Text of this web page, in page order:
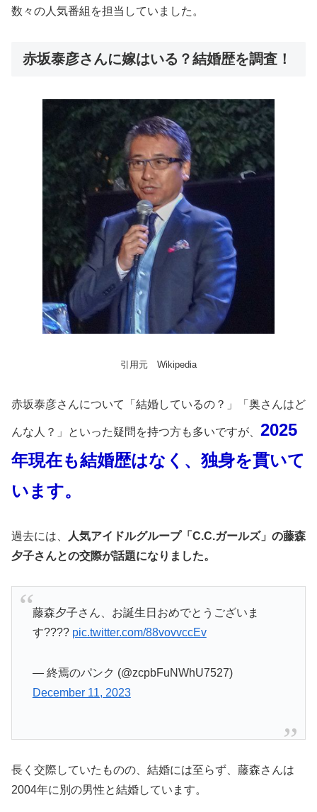
数々の人気番組を担当していました。
赤坂泰彦さんに嫁はいる？結婚歴を調査！
引用元 Wikipedia
赤坂泰彦さんについて「結婚しているの？」「奥さんはど
んな人？」といった疑問を持つ方も多いですが、 2025
年現在も結婚歴はなく、独身を貫いて
います。
過去には、
人気アイドルグループ「C.C.ガールズ」の藤森
夕子さんとの交際が話題になりました。
藤森夕子さん、お誕生日おめでとうございま
す???? pic.twitter.com/88vovvccEv
— 終焉のパンク (@zcpbFuNWhU7527)
December 11, 2023
長く交際していたものの、結婚には至らず、藤森さんは
2004年に別の男性と結婚しています。